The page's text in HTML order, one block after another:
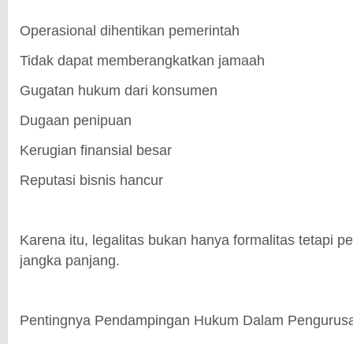
Operasional dihentikan pemerintah
Tidak dapat memberangkatkan jamaah
Gugatan hukum dari konsumen
Dugaan penipuan
Kerugian finansial besar
Reputasi bisnis hancur
Karena itu, legalitas bukan hanya formalitas tetapi
jangka panjang.
Pentingnya Pendampingan Hukum Dalam